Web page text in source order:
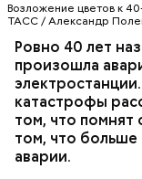
Возложение цветов к
ТАСС / Александр
Ровно 40 лет
произошла
катастрофы
том, что помнят
том, что больше
аварии.
Как
Как гласит
Иерусалим,
отчаявшихся